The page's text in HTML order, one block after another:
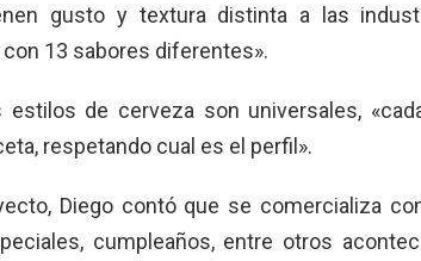
gusto y textura distinta a las
13 sabores diferentes».
de cerveza son universales,
respetando cual es el perfil».
Diego contó que se comercializa
cumpleaños, entre otros